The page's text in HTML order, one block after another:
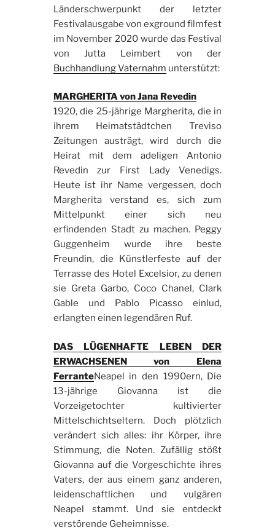
Länderschwerpunkt der letzter
Festivalausgabe von exground filmfest
im November 2020 wurde das Festival
von Jutta Leimbert von der
Buchhandlung Vaternahm unterstützt:
MARGHERITA von Jana Revedin
1920, die 25-jährige Margherita, die in
ihrem Heimatstädtchen Treviso
Zeitungen austrägt, wird durch die
Heirat mit dem adeligen Antonio
Revedin zur First Lady Venedigs.
Heute ist ihr Name vergessen, doch
Margherita verstand es, sich zum
Mittelpunkt einer sich neu
erfindenden Stadt zu machen. Peggy
Guggenheim wurde ihre beste
Freundin, die Künstlerfeste auf der
Terrasse des Hotel Excelsior, zu denen
sie Greta Garbo, Coco Chanel, Clark
Gable und Pablo Picasso einlud,
erlangten einen legendären Ruf.
DAS LÜGENHAFTE LEBEN DER
ERWACHSENEN von Elena
FerranteNeapel in den 1990ern, Die
13-jährige Giovanna ist die
Vorzeigetochter kultivierter
Mittelschichtseltern. Doch plötzlich
verändert sich alles: ihr Körper, ihre
Stimmung, die Noten. Zufällig stößt
Giovanna auf die Vorgeschichte ihres
Vaters, der aus einem ganz anderen,
leidenschaftlichen und vulgären
Neapel stammt. Und sie entdeckt
verstörende Geheimnisse.